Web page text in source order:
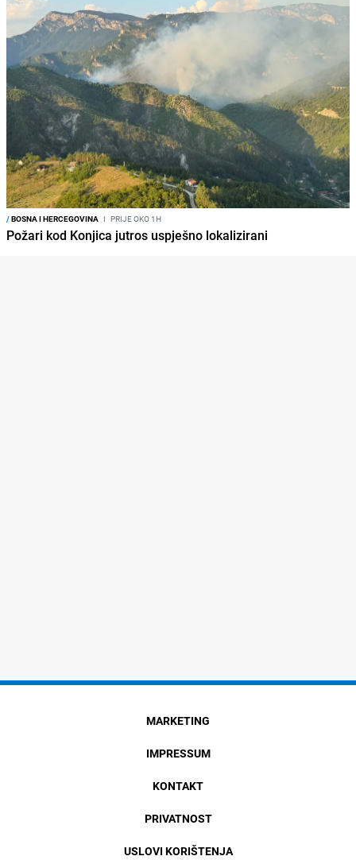
/BOSNA I HERCEGOVINA I PRIJE OKO 1H
Požari kod Konjica jutros uspješno lokalizirani
MARKETING
IMPRESSUM
KONTAKT
PRIVATNOST
USLOVI KORIŠTENJA